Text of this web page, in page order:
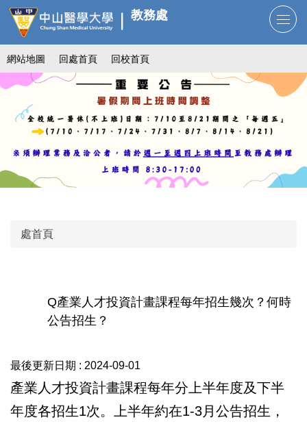
跳
到
主
要
內
容
教務處
網站地圖 回處首頁 回校首頁
處首頁
Q產業人才投資計畫課程每年招生幾次？何時
公告招生？
最後更新日期 : 2024-09-01
產業人才投資計畫課程每年分上半年度及下半
年度各招生1次。上半年約在1-3月公告招生，